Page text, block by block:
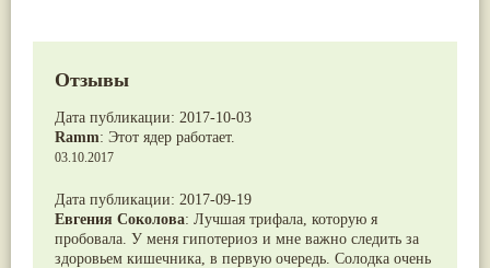
Отзывы
Дата публикации: 2017-10-03
Ramm: Этот ядер работает.
03.10.2017
Дата публикации: 2017-09-19
Евгения Соколова: Лучшая трифала, которую я
пробовала. У меня гипотериоз и мне важно следить за
здоровьем кишечника, в первую очередь. Солодка очень